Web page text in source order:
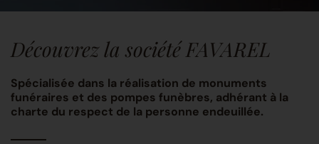
Découvrez la société FAVAREL
Spécialisée dans la réalisation de monuments
funéraires et des pompes funèbres, adhérant à la
charte du respect de la personne endeuillée.